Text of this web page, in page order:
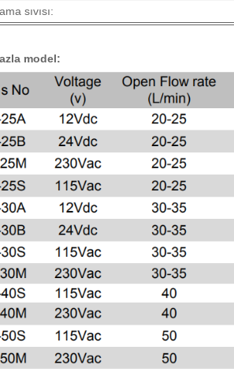
sıvısı:
model: